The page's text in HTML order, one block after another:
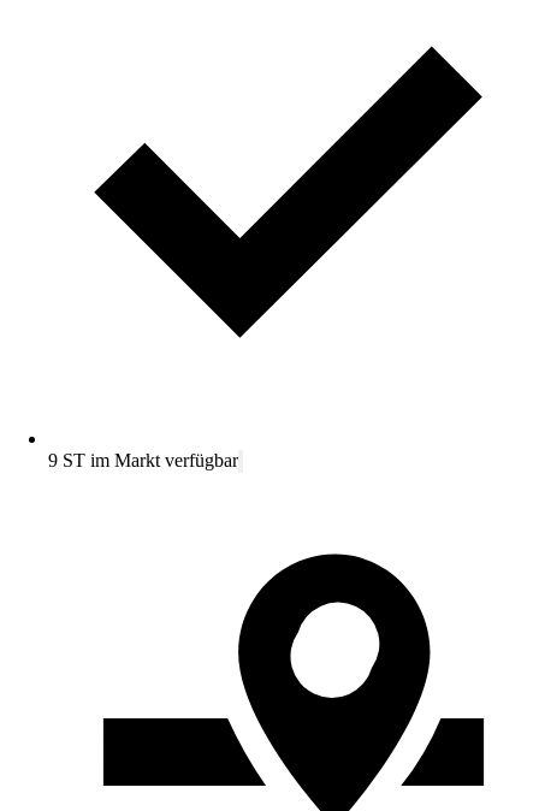
9 ST im Markt verfügbar